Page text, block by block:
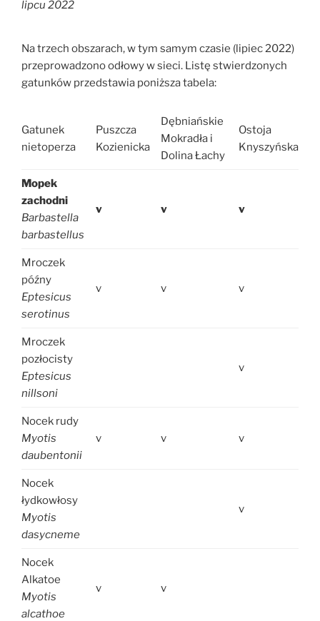
lipcu 2022
Na trzech obszarach, w tym samym czasie (lipiec 2022)
przeprowadzono odłowy w sieci. Listę stwierdzonych
gatunków przedstawia poniższa tabela:
Gatunek
nietoperza
Puszcza
Kozienicka
Dębniańskie
Mokradła i
Dolina Łachy
Ostoja
Knyszyńska
Mopek
zachodni
Barbastella
barbastellus
v v v
Mroczek
późny
Eptesicus
serotinus
v v v
Mroczek
pozłocisty
Eptesicus
nillsoni
v
Nocek rudy
Myotis
daubentonii
v v v
Nocek
łydkowłosy
Myotis
dasycneme
v
Nocek
Alkatoe
Myotis
alcathoe
v v